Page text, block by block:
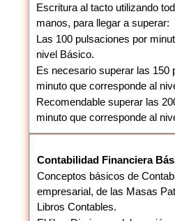
Escritura al tacto utilizando
manos, para llegar a superar:
Las 100 pulsaciones por
nivel Básico.
Es necesario superar las 150
minuto que corresponde al
Recomendable superar las
minuto que corresponde al
Contabilidad Financiera
Conceptos básicos de
empresarial, de las Masas
Libros Contables.